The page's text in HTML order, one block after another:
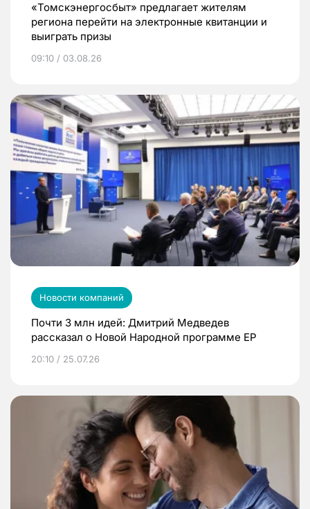
«Томскэнергосбыт» предлагает жителям
региона перейти на электронные квитанции и
выиграть призы
09:10 / 03.08.26
Новости компаний
Почти 3 млн идей: Дмитрий Медведев
рассказал о Новой Народной программе ЕР
20:10 / 25.07.26